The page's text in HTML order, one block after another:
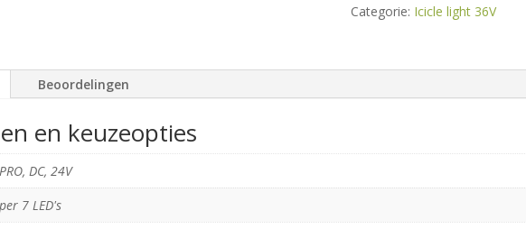
Categorie: Icicle light 36V
Beoordelingen
en keuzeopties
PRO, DC, 24V
per 7 LED's